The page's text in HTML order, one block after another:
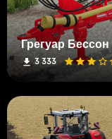
Грегуар
3 333